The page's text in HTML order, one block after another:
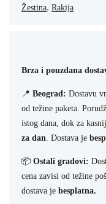
Žestina, Rakija
Brza i pouzdana
📍 Beograd: Dostavu
od težine paketa.
istog dana, dok za
za dan. Dostava je
📦 Ostali gradovi:
cena zavisi od težine
dostava je besplatna.